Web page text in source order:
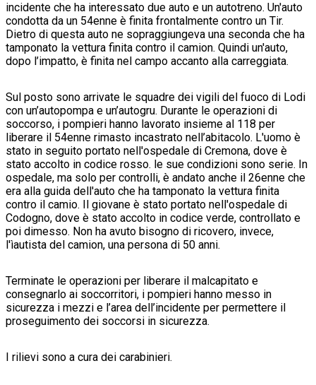
incidente che ha interessato due auto e un autotreno. Un'auto
condotta da un 54enne è finita frontalmente contro un Tir.
Dietro di questa auto ne sopraggiungeva una seconda che ha
tamponato la vettura finita contro il camion. Quindi un'auto,
dopo l’impatto, è finita nel campo accanto alla carreggiata.
Sul posto sono arrivate le squadre dei vigili del fuoco di Lodi
con un’autopompa e un’autogru. Durante le operazioni di
soccorso, i pompieri hanno lavorato insieme al 118 per
liberare il 54enne rimasto incastrato nell’abitacolo. L'uomo è
stato in seguito portato nell'ospedale di Cremona, dove è
stato accolto in codice rosso. le sue condizioni sono serie. In
ospedale, ma solo per controlli, è andato anche il 26enne che
era alla guida dell'auto che ha tamponato la vettura finita
contro il camio. Il giovane è stato portato nell'ospedale di
Codogno, dove è stato accolto in codice verde, controllato e
poi dimesso. Non ha avuto bisogno di ricovero, invece,
l'ìautista del camion, una persona di 50 anni.
Terminate le operazioni per liberare il malcapitato e
consegnarlo ai soccorritori, i pompieri hanno messo in
sicurezza i mezzi e l’area dell’incidente per permettere il
proseguimento dei soccorsi in sicurezza.
I rilievi sono a cura dei carabinieri.